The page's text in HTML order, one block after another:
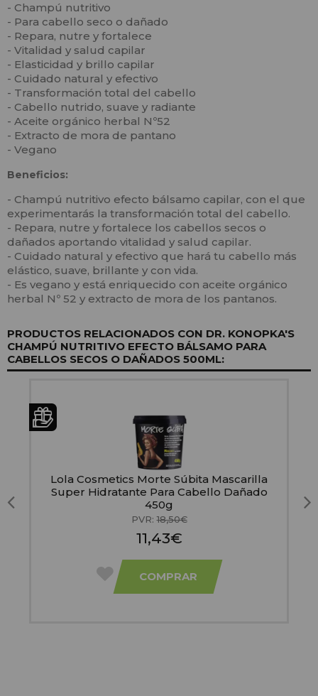
- Champú nutritivo
- Para cabello seco o dañado
- Repara, nutre y fortalece
- Vitalidad y salud capilar
- Elasticidad y brillo capilar
- Cuidado natural y efectivo
- Transformación total del cabello
- Cabello nutrido, suave y radiante
- Aceite orgánico herbal Nº52
- Extracto de mora de pantano
- Vegano
Beneficios:
- Champú nutritivo efecto bálsamo capilar, con el que
experimentarás la transformación total del cabello.
- Repara, nutre y fortalece los cabellos secos o
dañados aportando vitalidad y salud capilar.
- Cuidado natural y efectivo que hará tu cabello más
elástico, suave, brillante y con vida.
- Es vegano y está enriquecido con aceite orgánico
herbal Nº 52 y extracto de mora de los pantanos.
PRODUCTOS RELACIONADOS CON DR. KONOPKA'S
CHAMPÚ NUTRITIVO EFECTO BÁLSAMO PARA
CABELLOS SECOS O DAÑADOS 500ML:
Lola Cosmetics Morte Súbita Mascarilla
Super Hidratante Para Cabello Dañado
450g
PVR:18,50€
11,43€
COMPRAR